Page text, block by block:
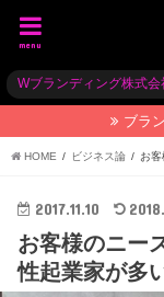
menu
Wブランディング株式会
ブラ
HOME ビジネス論 お
2017.11.10
お客様のニー
性起業家が多